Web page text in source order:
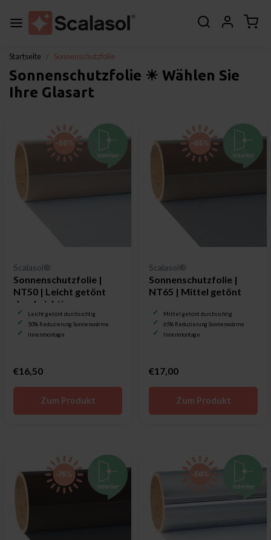
Startseite Sonnenschutzfolie
Sonnenschutzfolie ☀ Wählen Sie
Ihre Glasart
Scalasol®
Sonnenschutzfolie |
NT50 | Leicht getönt
durchsichtig
Leicht getönt durchsichtig
50% Reduzierung Sonnenwärme
Innenmontage
€16,50
Zum Produkt
Scalasol®
Sonnenschutzfolie |
NT65 | Mittel getönt
Mittel getönt durchsichtig
65% Reduzierung Sonnenwärme
Innenmontage
€17,00
Zum Produkt